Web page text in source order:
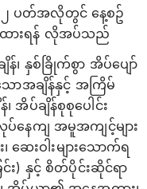
၂ ပတ်အလိုတွင် နေ့စဥ်
ားရန် လိုအပ်သည်
၊ နှစ်ခြိုက်စွာ အိပ်ပျော်
ောအချိန်နှင့် အကြိမ်
ပ်ချိန်စုစုပေါင်း
နေကျ အမူအကျင့်များ
ေးဝါးများသောက်ရ
င်း) နှင့် စိတ်ပိုင်းဆိုင်ရာ